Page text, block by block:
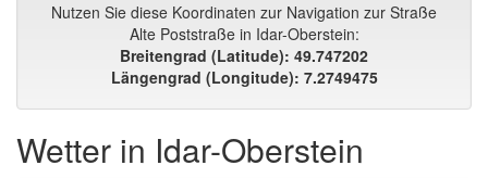
Nutzen Sie diese Koordinaten zur Navigation zur Straße
Alte Poststraße in Idar-Oberstein:
Breitengrad (Latitude): 49.747202
Längengrad (Longitude): 7.2749475
Wetter in Idar-Oberstein